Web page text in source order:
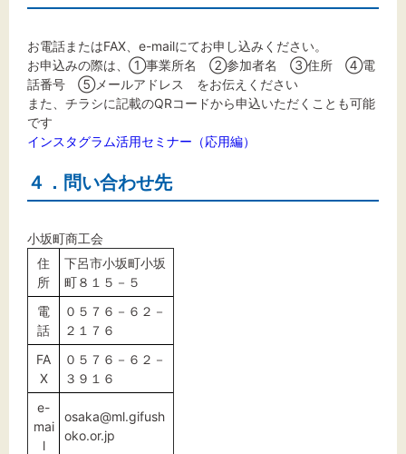
お電話またはFAX、e-mailにてお申し込みください。
お申込みの際は、①事業所名 ②参加者名 ③住所 ④電
話番号 ⑤メールアドレス をお伝えください
また、チラシに記載のQRコードから申込いただくことも可能
です
インスタグラム活用セミナー（応用編）
４．問い合わせ先
小坂町商工会
住
所
下呂市小坂町小坂
町８１５－５
電
話
０５７６－６２－
２１７６
FA
X
０５７６－６２－
３９１６
e-
mai
l
osaka@ml.gifush
oko.or.jp